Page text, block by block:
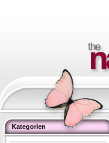
Kategorien